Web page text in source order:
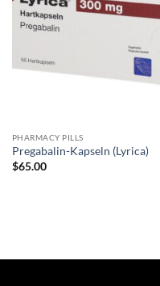
PHARMACY PILLS
Pregabalin-Kapseln (Lyrica)
$65.00